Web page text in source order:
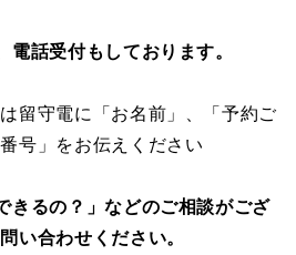
電話受付もしております。
留守電に「お名前」、「予約ご
号」をお伝えください
きるの？」などのご相談がござ
い合わせください。